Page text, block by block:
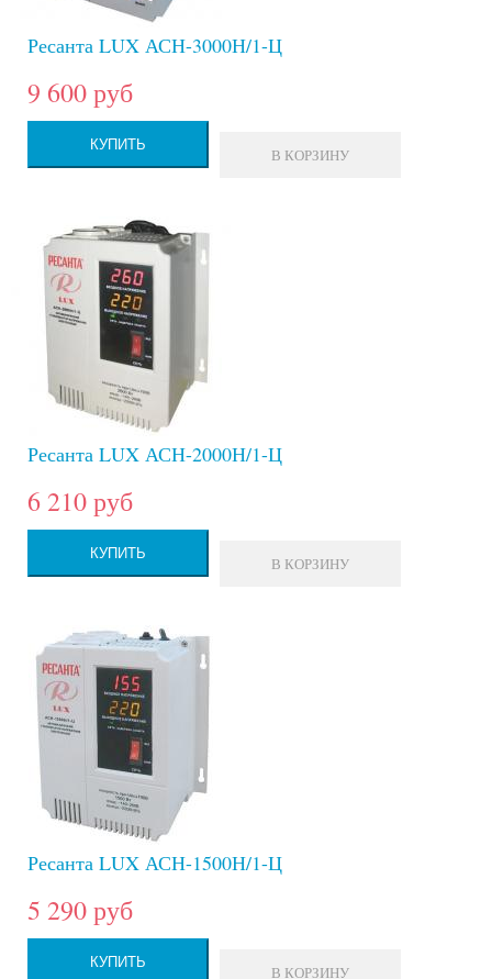
Ресанта LUX АСН-3000Н/1-Ц
9 600 руб
КУПИТЬ
В КОРЗИНУ
Ресанта LUX АСН-2000Н/1-Ц
6 210 руб
КУПИТЬ
В КОРЗИНУ
Ресанта LUX АСН-1500Н/1-Ц
5 290 руб
КУПИТЬ
В КОРЗИНУ